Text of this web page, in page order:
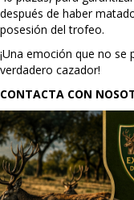
después de haber
posesión del trofeo.
¡Una emoción que no se
verdadero cazador!
CONTACTA CON